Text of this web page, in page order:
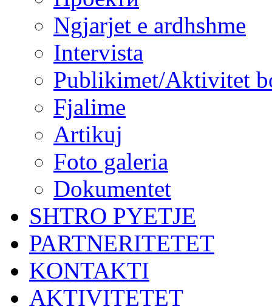
Ngjarjet e ardhshme
Intervista
Publikimet/Aktivitet
Fjalime
Artikuj
Foto galeria
Dokumentet
SHTRO PYETJE
PARTNERITETET
KONTAKTI
AKTIVITETET